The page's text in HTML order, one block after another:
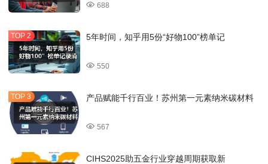
688
5年时间，知乎用5份“好物100”榜单记
550
产品赋能千行百业！苏州第一元素纳米碳材料
567
CIHS2025助五金行业穿越周期获取新